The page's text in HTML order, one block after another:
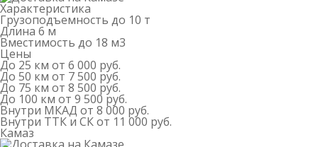
Характеристика
Грузоподъемность до 10 т
Длина 6 м
Вместимость до 18 м3
Цены
До 25 км от 6 000 руб.
До 50 км от 7 500 руб.
До 75 км от 8 500 руб.
До 100 км от 9 500 руб.
Внутри МКАД от 8 000 руб.
Внутри ТТК и СКот 11 000 руб.
Камаз